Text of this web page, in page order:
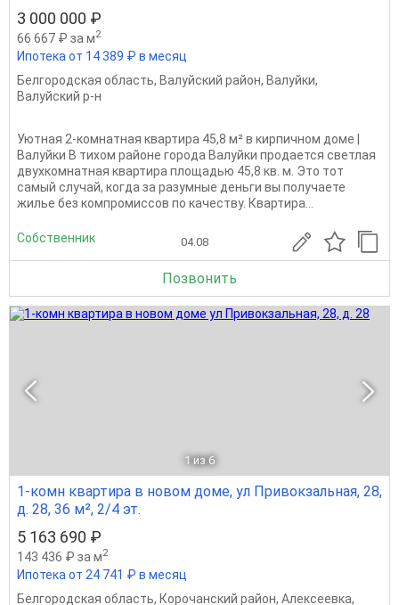
3 000 000 ₽
66 667 ₽ за м2
Ипотека от 14 389 ₽ в месяц
Белгородская область, Валуйский район, Валуйки,
Валуйский р-н
Уютная 2-комнатная квартира 45,8 м² в кирпичном доме |
Валуйки В тихом районе города Валуйки продается светлая
двухкомнатная квартира площадью 45,8 кв. м. Это тот
самый случай, когда за разумные деньги вы получаете
жилье без компромиссов по качеству. Квартира...
Собственник 04.08
Позвонить
1 из 6
1-комн квартира в новом доме, ул Привокзальная, 28,
д. 28, 36 м², 2/4 эт.
5 163 690 ₽
143 436 ₽ за м2
Ипотека от 24 741 ₽ в месяц
Белгородская область, Корочанский район, Алексеевка,